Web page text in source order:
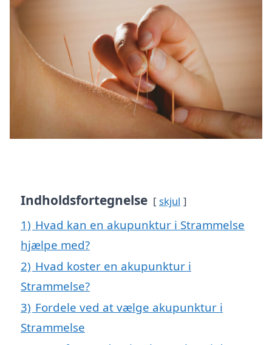
Indholdsfortegnelse skjul
1) Hvad kan en akupunktur i Strammelse
hjælpe med?
2) Hvad koster en akupunktur i
Strammelse?
3) Fordele ved at vælge akupunktur i
Strammelse